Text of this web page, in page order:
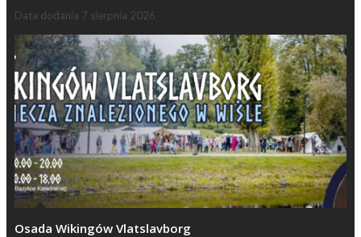
Data dodania 7 sierpnia 2026
Osada Wikingów Vlatslavborg